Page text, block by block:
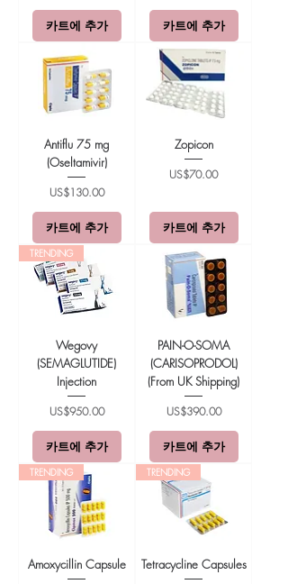
카트에 추가 카트에 추가
Antiflu 75 mg
(Oseltamivir)
가격
US$130.00
카트에 추가
Zopicon
가격
US$70.00
카트에 추가
TRENDING
Wegovy
(SEMAGLUTIDE)
Injection
가격
US$950.00
카트에 추가
PAIN-O-SOMA
(CARISOPRODOL)
(From UK Shipping)
가격
US$390.00
카트에 추가
TRENDING
Amoxycillin Capsule
TRENDING
Tetracycline Capsules